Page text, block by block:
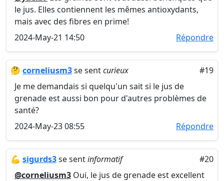
le jus. Elles contiennent les mêmes antioxydants,
mais avec des fibres en prime!
2024-May-21 14:50
Répondre
🤔 corneliusm3se sentcurieux
#19
Je me demandais si quelqu'un sait si le jus de
grenade est aussi bon pour d'autres problèmes de
santé?
2024-May-23 08:55
Répondre
💪 sigurds3se sentinformatif
#20
@corneliusm3 Oui, le jus de grenade est excellent